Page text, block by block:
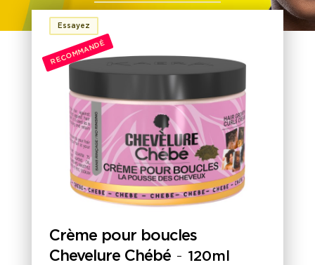
Essayez
RECOMMANDÉ
Crème pour boucles
Chevelure Chébé- 120ml